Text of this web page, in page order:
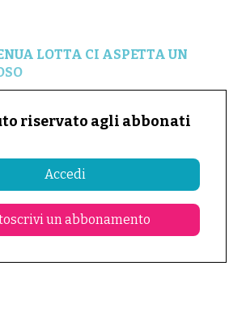
LOTTA CI ASPETTA UN
riservato agli abbonati
Accedi
un abbonamento